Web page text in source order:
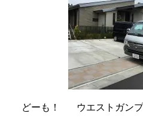
どーも！ ウエストガンプ